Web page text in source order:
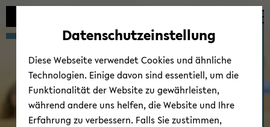
Automatische
vermeiden
zum
wechseln
zum
wechseln
zum
wechseln
Tech­ni­schen Fa­kul­tät
Datenschutzeinstellung
Diese Webseite verwendet Cookies und ähnliche
Technologien. Einige davon sind essentiell, um die
Funktionalität der Website zu gewährleisten,
während andere uns helfen, die Website und Ihre
Erfahrung zu verbessern. Falls Sie zustimmen,